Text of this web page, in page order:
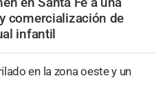
comercialización de
infantil
en la zona oeste y un